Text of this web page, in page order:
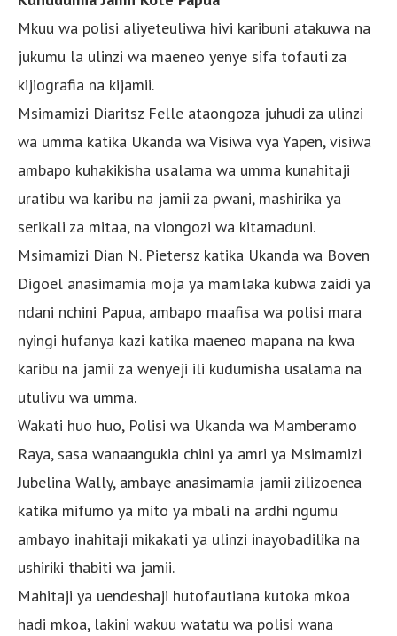
Mkuu wa polisi aliyeteuliwa hivi karibuni atakuwa na
jukumu la ulinzi wa maeneo yenye sifa tofauti za
kijiografia na kijamii.
Msimamizi Diaritsz Felle ataongoza juhudi za ulinzi
wa umma katika Ukanda wa Visiwa vya Yapen, visiwa
ambapo kuhakikisha usalama wa umma kunahitaji
uratibu wa karibu na jamii za pwani, mashirika ya
serikali za mitaa, na viongozi wa kitamaduni.
Msimamizi Dian N. Pietersz katika Ukanda wa Boven
Digoel anasimamia moja ya mamlaka kubwa zaidi ya
ndani nchini Papua, ambapo maafisa wa polisi mara
nyingi hufanya kazi katika maeneo mapana na kwa
karibu na jamii za wenyeji ili kudumisha usalama na
utulivu wa umma.
Wakati huo huo, Polisi wa Ukanda wa Mamberamo
Raya, sasa wanaangukia chini ya amri ya Msimamizi
Jubelina Wally, ambaye anasimamia jamii zilizoenea
katika mifumo ya mito ya mbali na ardhi ngumu
ambayo inahitaji mikakati ya ulinzi inayobadilika na
ushiriki thabiti wa jamii.
Mahitaji ya uendeshaji hutofautiana kutoka mkoa
hadi mkoa, lakini wakuu watatu wa polisi wana